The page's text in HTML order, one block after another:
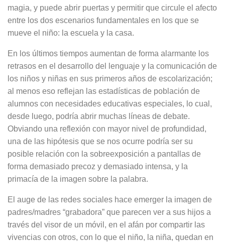
magia, y puede abrir puertas y permitir que circule el afecto
entre los dos escenarios fundamentales en los que se
mueve el niño: la escuela y la casa.
En los últimos tiempos aumentan de forma alarmante los
retrasos en el desarrollo del lenguaje y la comunicación de
los niños y niñas en sus primeros años de escolarización;
al menos eso reflejan las estadísticas de población de
alumnos con necesidades educativas especiales, lo cual,
desde luego, podría abrir muchas líneas de debate.
Obviando una reflexión con mayor nivel de profundidad,
una de las hipótesis que se nos ocurre podría ser su
posible relación con la sobreexposición a pantallas de
forma demasiado precoz y demasiado intensa, y la
primacía de la imagen sobre la palabra.
El auge de las redes sociales hace emerger la imagen de
padres/madres “grabadora” que parecen ver a sus hijos a
través del visor de un móvil, en el afán por compartir las
vivencias con otros, con lo que el niño, la niña, quedan en